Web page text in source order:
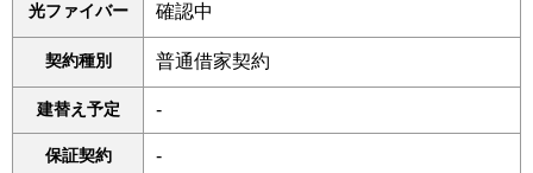
光ファイバー 確認中
契約種別 普通借家契約
建替え予定 -
保証契約 -